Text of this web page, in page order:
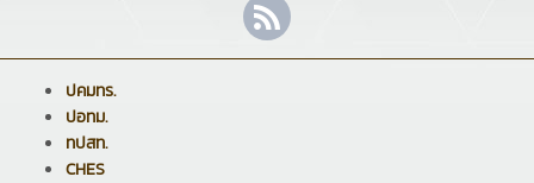
ปคมทร.
ปอทม.
ทปสท.
CHES